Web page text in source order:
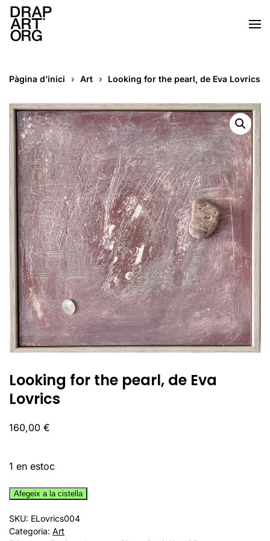
Skip to main content
Pàgina d’inici Art Looking for the pearl, de Eva Lovrics
Looking for the pearl, de Eva
Lovrics
160,00 €
1 en estoc
quantitat
Looking
for
Afegeix a la cistella
SKU: ELovrics004
Categoria: Art